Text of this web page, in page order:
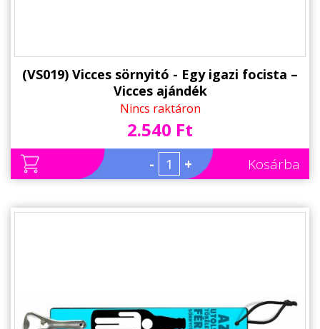
(VS019) Vicces sörnyitó - Egy igazi focista –
Vicces ajándék
Nincs raktáron
2.540 Ft
- + Kosárba